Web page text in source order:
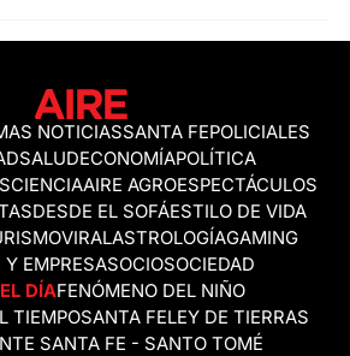
NOTICIASSANTA FEPOLICIALES
SALUDECONOMÍAPOLÍTICA
CIENCIAAIRE AGROESPECTÁCULOS
DESDE EL SOFÁESTILO DE VIDA
VIRALASTROLOGÍAGAMING
Y EMPRESASOCIOSOCIEDAD
DÍAFENÓMENO DEL NIÑO
TIEMPOSANTA FELEY DE TIERRAS
SANTA FE - SANTO TOMÉ